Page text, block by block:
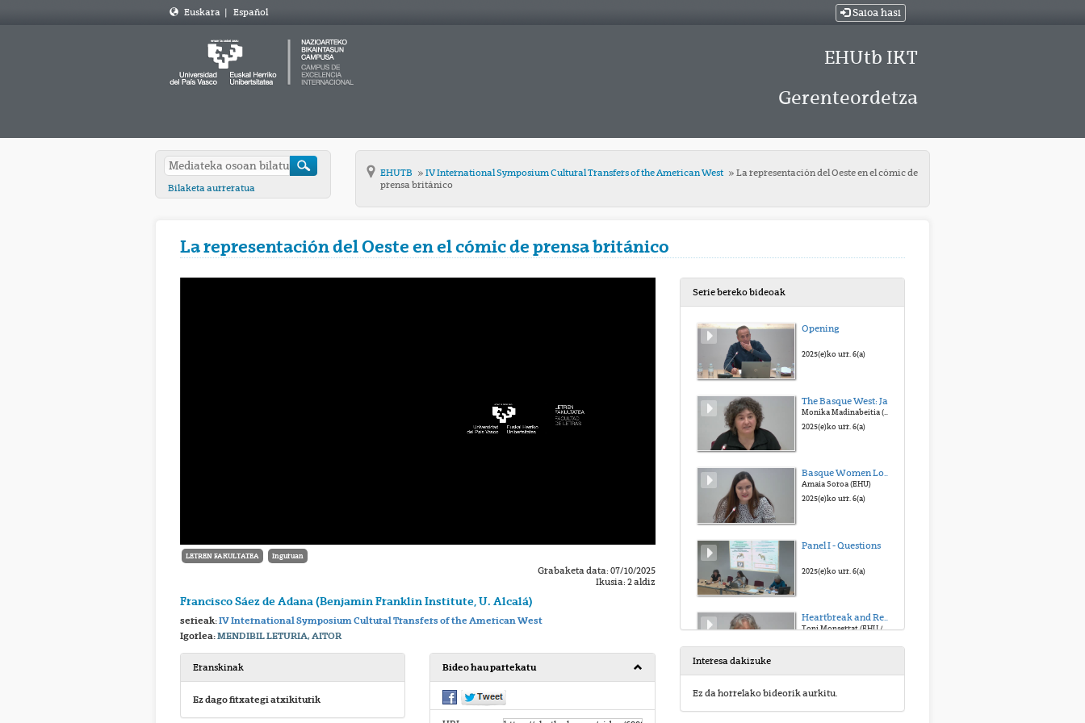
Euskara | Español Saioa hasi
EHUtb IKT
Gerenteordetza
Bilaketa aurreratua
EHUTB IV International Symposium Cultural Transfers of the American West
La representación del Oeste en el cómic de
prensa británico
La representación del Oeste en el cómic de prensa británico
LETREN FAKULTATEA Inguruan
Grabaketa data: 07/10/2025
Ikusia: 2 aldiz
Francisco Sáez de Adana (Benjamin Franklin Institute, U. Alcalá)
serieak:IV International Symposium Cultural Transfers of the American West
Igorlea:MENDIBIL LETURIA, AITOR
Eranskinak
Ez dago fitxategi atxikiturik
Bideo hau partekatu
Serie bereko bideoak
Opening
2025(e)ko urr. 6(a)
Monika Madinabeitia (Mondragon U. / Etxepare I.)
2025(e)ko urr. 6(a)
Basque Women Looking at the American West: Atypical Fanzines of the Typical Story
Amaia Soroa (EHU)
2025(e)ko urr. 6(a)
Panel I - Questions
2025(e)ko urr. 6(a)
Heartbreak and Redemption: Lucinda Williams’ West
Toni Monserrat (EHU / U. I. Balears)
Interesa dakizuke
Ez da horrelako bideorik aurkitu.